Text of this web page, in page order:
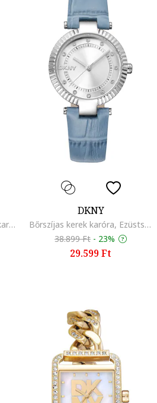
Rozsdamentes acél kvarc karóra strasszkövekkel, Rózsaarany
DKNY
Bőrszíjas kerek karóra, Ezüstszín/Kék
38.899 Ft - 23%
29.599 Ft